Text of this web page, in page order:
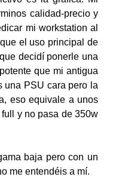
calidad-precio y
mi workstation al
el uso principal de
decidí ponerle una
que mi antigua
una PSU cara pero la
eso equivale a unos
y no pasa de 350w
baja pero con un
me entendéis a mí.